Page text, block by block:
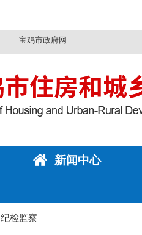
宝鸡市政府网
新闻中心
纪检监察